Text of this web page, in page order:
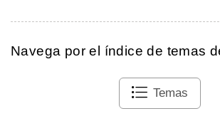
Navega por el índice de temas
Temas